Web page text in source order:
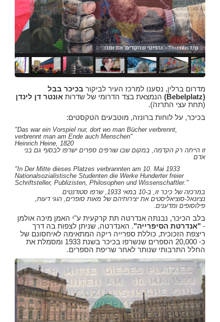
Thumbs Up - גרפיטי שהקדים את זמנו
מדרום ברלין, נסענו למרכז העיר לביקור בכיכר בבל
(Bebelplatz)
הנמצאת בצד הדרומי של שדרות אונטר דן לינדן
(תחת עצי התרזה).
בכיכר, על לוחות ברונזה, מוטבעים הטקסטים:
"Das war ein Vorspiel nur, dort wo man Bücher verbrennt,
verbrennt man am Ende auch Menschen"
Heinrich Heine, 1820
זו הייתה רק הקדמה, במקום שבו שורפים ספרים ישרפו לבסוף גם בני
אדם
"In Der Mitte dieses Platzes verbrannten am 10. Mai 1933
Nationalsozialistische Studenten die Werke Hunderter freier
Schriftsteller, Publizisten, Philosophen und Wissenschaftler."
במרכזה של כיכר זו, ב-10 במאי 1933, שרפו סטודנטים
נציונאל-סוציאליסטים את יצירותיהם של מאות סופרים, הוגי דעות,
פילוסופים ומדענים.
בלב הכיכר, נבנתה אנדרטה תת קרקעית ע"י האמן מיכה אולמן
- "אנדרטת הסיפרייה". האנדרטה, שניתן לצפות בה דרך
ריצפת הזכוכית, כוללת ספרייה ריקה המתאימה לאיחסונם של
כ- 20,000 הספרים שנשרפו בכיכר בשנת 1933 ומסמלת את
החלל התרבותי שנותר לאחר שריפת הספרים.